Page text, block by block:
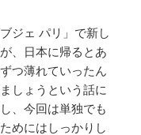
ジェ パリ」で新し
、日本に帰るとあ
つ薄れていったん
しょうという話に
、今回は単独でも
めにはしっかりし